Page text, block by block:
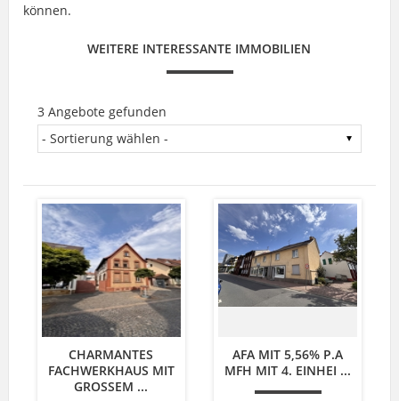
können.
WEITERE INTERESSANTE IMMOBILIEN
3 Angebote gefunden
CHARMANTES
FACHWERKHAUS MIT
GROSSEM ...
AFA MIT 5,56% P.A
MFH MIT 4. EINHEI ...